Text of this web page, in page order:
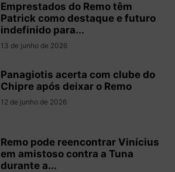
Emprestados do Remo têm
Patrick como destaque e futuro
indefinido para...
13 de junho de 2026
Panagiotis acerta com clube do
Chipre após deixar o Remo
12 de junho de 2026
Remo pode reencontrar Vinícius
em amistoso contra a Tuna
durante a...